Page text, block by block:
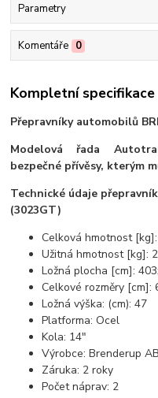
Parametry
Komentáře 0
Kompletní specifikace
Přepravníky automobilů
Modelová řada
bezpečné přívěsy, kterým
Technické údaje
(3023GT)
Celková hmotnost
Užitná hmotnost [kg]:
Ložná plocha [cm]:
Celkové rozměry [cm]:
Ložná výška: (cm): 47
Platforma: Ocel
Kola: 14"
Výrobce: Brenderup AB
Záruka: 2 roky
Počet náprav: 2